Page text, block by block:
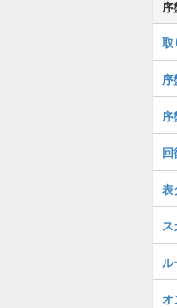
序
取
表
ス
ル
オ